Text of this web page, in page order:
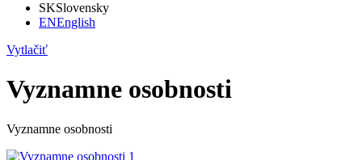
SKSlovensky
ENEnglish
Vytlačiť
Vyznamne osobnosti
Vyznamne osobnosti